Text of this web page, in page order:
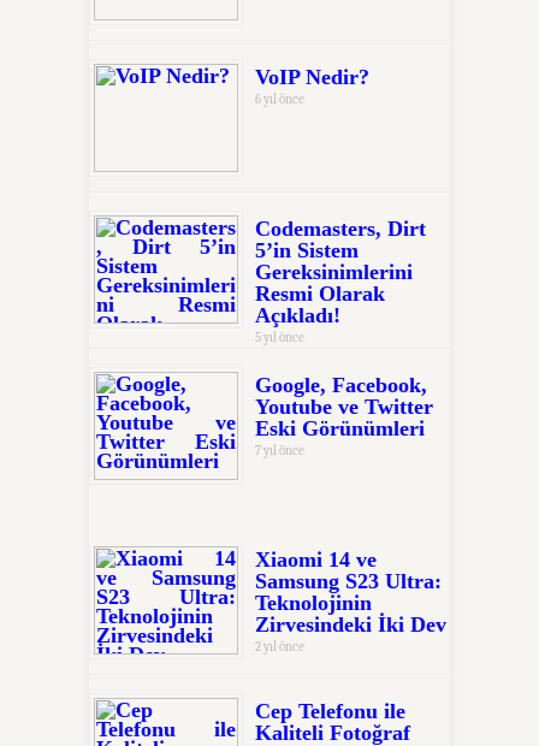
VoIP Nedir?
6 yıl önce
Codemasters, Dirt
5’in Sistem
Gereksinimlerini
Resmi Olarak
Açıkladı!
5 yıl önce
Google, Facebook,
Youtube ve Twitter
Eski Görünümleri
7 yıl önce
Xiaomi 14 ve
Samsung S23 Ultra:
Teknolojinin
Zirvesindeki İki Dev
2 yıl önce
Cep Telefonu ile
Kaliteli Fotoğraf